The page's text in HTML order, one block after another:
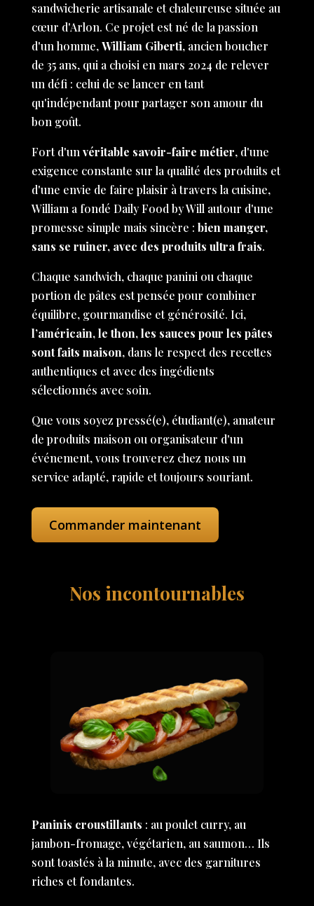
sandwicherie artisanale et chaleureuse située au
cœur d'Arlon. Ce projet est né de la passion
d'un homme,William Giberti, ancien boucher
de 35 ans, qui a choisi en mars 2024 de relever
un défi : celui de se lancer en tant
qu'indépendant pour partager son amour du
bon goût.
Fort d'unvéritable savoir-faire métier, d'une
exigence constante sur la qualité des produits et
d'une envie de faire plaisir à travers la cuisine,
William a fondé Daily Food by Will autour d'une
promesse simple mais sincère : bien manger,
sans se ruiner, avec des produits ultra frais.
Chaque sandwich, chaque panini ou chaque
portion de pâtes est pensée pour combiner
équilibre, gourmandise et générosité. Ici,
l’américain, le thon, les sauces pour les pâtes
sont faits maison, dans le respect des recettes
authentiques et avec des ingédients
sélectionnés avec soin.
Que vous soyez pressé(e), étudiant(e), amateur
de produits maison ou organisateur d'un
événement, vous trouverez chez nous un
service adapté, rapide et toujours souriant.
Commander maintenant
Nos incontournables
Paninis croustillants : au poulet curry, au
jambon-fromage, végétarien, au saumon… Ils
sont toastés à la minute, avec des garnitures
riches et fondantes.